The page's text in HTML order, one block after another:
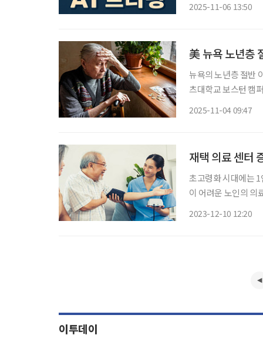
2025-11-06 13:50
美 뉴욕 노년층
뉴욕의 노년층 절반
츠대학교 보스턴 캠
2025-11-04 09:47
재택 의료 센터
초고령화 시대에는
이 어려운 노인의 의
2023-12-10 12:20
이투데이